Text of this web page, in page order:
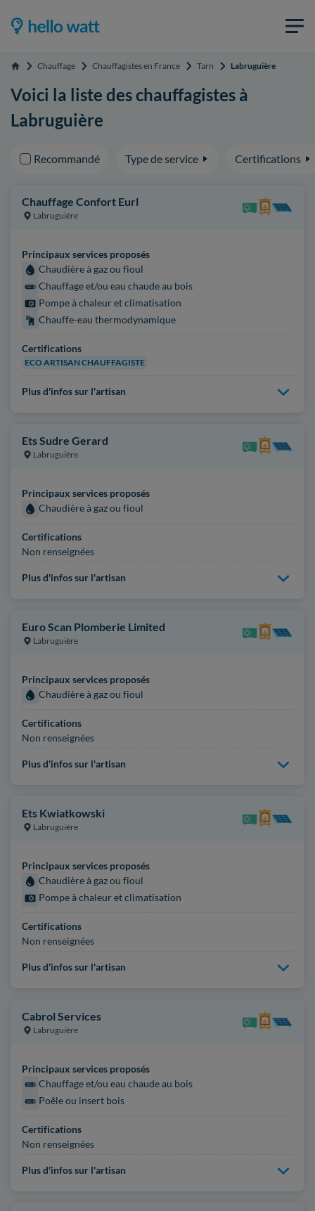
Accueil Chauffage Chauffagistes en France Tarn Labruguière
Voici la liste des chauffagistes à
Labruguière
Recommandé Type de service Certifications
Chauffage Confort Eurl
Labruguière
Principaux services proposés
Chaudière à gaz ou fioul
Chauffage et/ou eau chaude au bois
Pompe à chaleur et climatisation
Chauffe-eau thermodynamique
Certifications
ECO ARTISAN CHAUFFAGISTE
Plus d'infos sur l'artisan
Ets Sudre Gerard
Labruguière
Principaux services proposés
Chaudière à gaz ou fioul
Certifications
Non renseignées
Plus d'infos sur l'artisan
Euro Scan Plomberie Limited
Labruguière
Principaux services proposés
Chaudière à gaz ou fioul
Certifications
Non renseignées
Plus d'infos sur l'artisan
Ets Kwiatkowski
Labruguière
Principaux services proposés
Chaudière à gaz ou fioul
Pompe à chaleur et climatisation
Certifications
Non renseignées
Plus d'infos sur l'artisan
Cabrol Services
Labruguière
Principaux services proposés
Chauffage et/ou eau chaude au bois
Poêle ou insert bois
Certifications
Non renseignées
Plus d'infos sur l'artisan